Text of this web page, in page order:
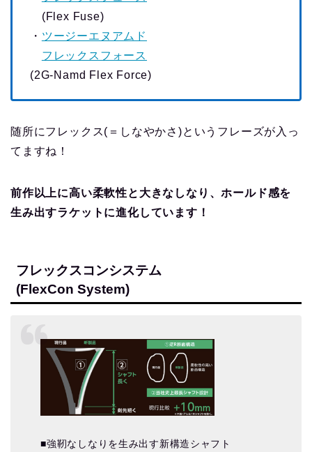
(Flex Fuse)
・ ツージーエヌアムド
フレックスフォース
(2G-Namd Flex Force)
随所にフレックス(＝しなやかさ)というフレーズが入っ
てますね！
前作以上に高い柔軟性と大きなしなり、ホールド感を
生み出すラケットに進化しています！
フレックスコンシステム
(FlexCon System)
■強靭なしなりを生み出す新構造シャフト